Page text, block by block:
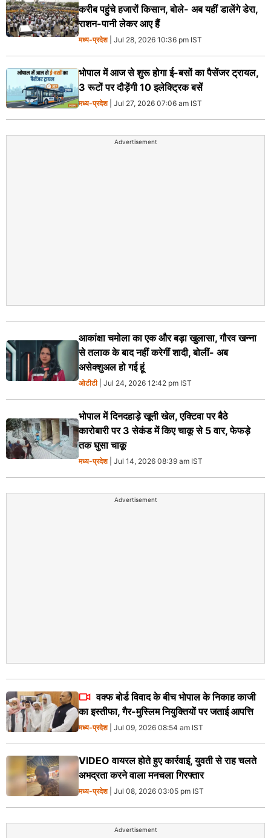
करीब पहुंचे हजारों किसान, बोले- अब यहीं डालेंगे डेरा,
राशन-पानी लेकर आए हैं
मध्य-प्रदेश| Jul 28, 2026 10:36 pm IST
भोपाल में आज से शुरू होगा ई-बसों का पैसेंजर ट्रायल,
3 रूटों पर दौड़ेंगी 10 इलेक्ट्रिक बसें
मध्य-प्रदेश| Jul 27, 2026 07:06 am IST
Advertisement
आकांक्षा चमोला का एक और बड़ा खुलासा, गौरव खन्ना
से तलाक के बाद नहीं करेगीं शादी, बोलीं- अब
असेक्शुअल हो गई हूं
ओटीटी| Jul 24, 2026 12:42 pm IST
भोपाल में दिनदहाड़े खूनी खेल, एक्टिवा पर बैठे
कारोबारी पर 3 सेकंड में किए चाकू से 5 वार, फेफड़े
तक घुसा चाकू
मध्य-प्रदेश| Jul 14, 2026 08:39 am IST
Advertisement
वक्फ बोर्ड विवाद के बीच भोपाल के निकाह काजी
का इस्तीफा, गैर-मुस्लिम नियुक्तियों पर जताई आपत्ति
मध्य-प्रदेश| Jul 09, 2026 08:54 am IST
VIDEO वायरल होते हुए कार्रवाई, युवती से राह चलते
अभद्रता करने वाला मनचला गिरफ्तार
मध्य-प्रदेश| Jul 08, 2026 03:05 pm IST
Advertisement